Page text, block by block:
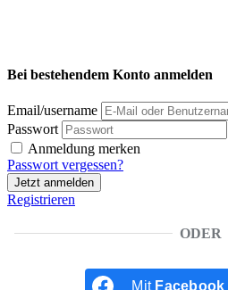
Bei bestehendem Konto anmelden
Email/username
Passwort
Anmeldung merken
Passwort vergessen?
Jetzt anmelden
Registrieren
ODER
Mit Facebook